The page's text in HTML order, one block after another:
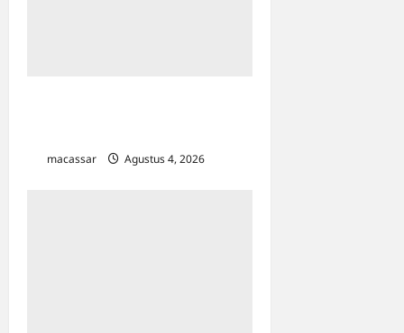
macassar
Agustus 4, 2026